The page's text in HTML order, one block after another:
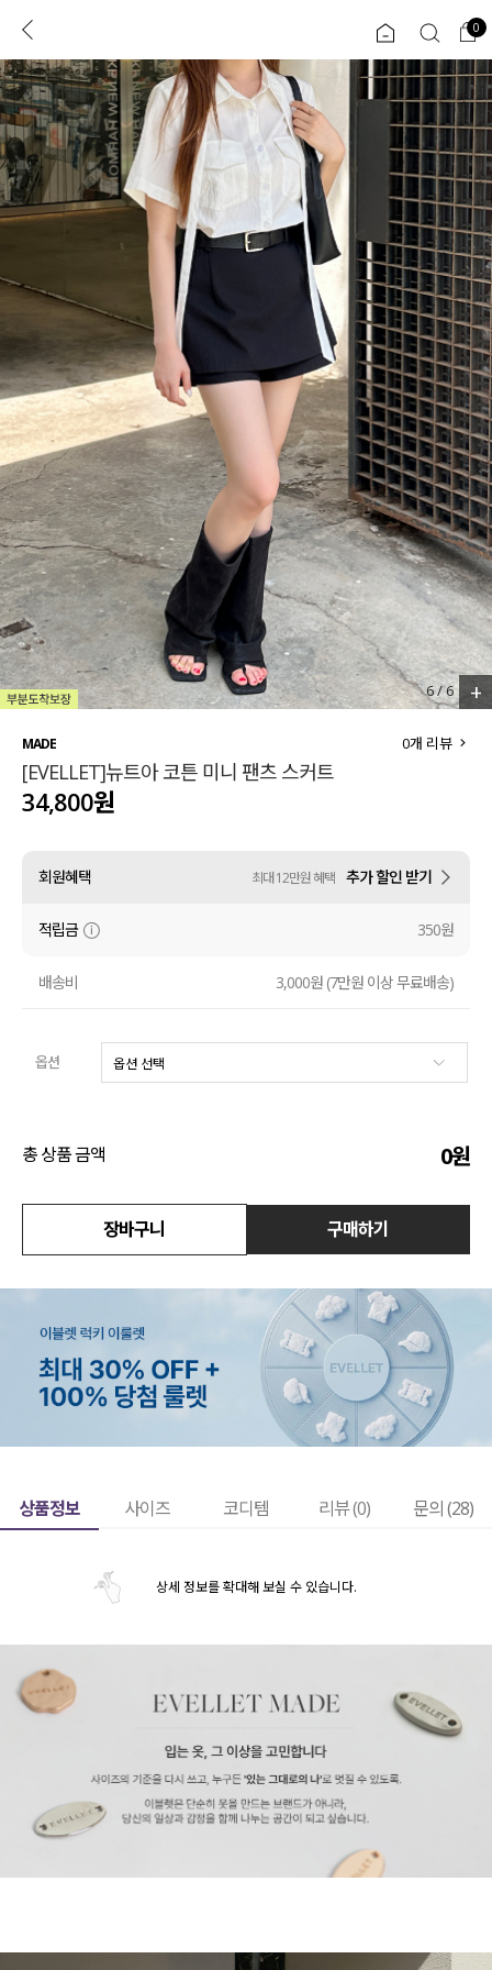
로그인 0
ENG
TW
JP
콘텐츠 리뷰 & 혜택 플러스핏 입
CATEGORY COMMUNITY
도착보장⚡
인플루언서 pick!
신상 5%
베스트
MADE
세트할인 ~30%
하객룩
살안타템
110사이즈
티셔츠
셔츠
원피스
니트
익스클루시브
아우터
티셔츠
니트
블라우스
원피스
팬츠
스커트
언더웨어
0
6/6 +
MADE
[EVELLET]뉴트아 코튼 미니 팬츠 스커트
0개 리뷰
34,800원
회원혜택 최대 12만원 혜택 추가 할인 받기
적립금 350원
배송비 3,000원 (7만원 이상 무료배송)
옵션
총 상품 금액 0원
장바구니 구매하기
상품정보 사이즈 코디템 리뷰 (0) 문의 (28)
상세 정보를 확대해 보실 수 있습니다.